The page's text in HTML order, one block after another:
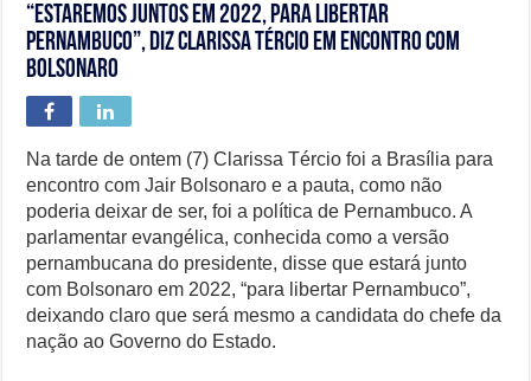
“Estaremos juntos em 2022, para libertar
Pernambuco”, diz Clarissa Tércio em encontro com
Bolsonaro
Na tarde de ontem (7) Clarissa Tércio foi a Brasília para
encontro com Jair Bolsonaro e a pauta, como não
poderia deixar de ser, foi a política de Pernambuco. A
parlamentar evangélica, conhecida como a versão
pernambucana do presidente, disse que estará junto
com Bolsonaro em 2022, “para libertar Pernambuco”,
deixando claro que será mesmo a candidata do chefe da
nação ao Governo do Estado.